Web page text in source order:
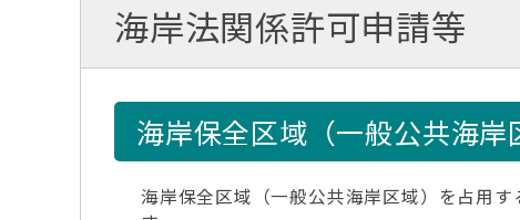
海岸法関係許可申請等
海岸保全区域（一般公共海
海岸保全区域（一般公共海岸区域）を占用